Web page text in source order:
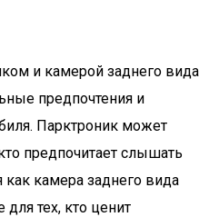
и камерой заднего вида
предпочтения и
Парктроник может
предпочитает слышать
камера заднего вида
тех, кто ценит